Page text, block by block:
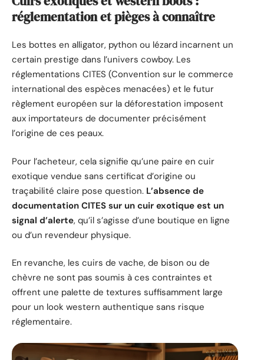
réglementation et pièges à connaître
Les bottes en alligator, python ou lézard incarnent un
certain prestige dans l’univers cowboy. Les
réglementations CITES (Convention sur le commerce
international des espèces menacées) et le futur
règlement européen sur la déforestation imposent
aux importateurs de documenter précisément
l’origine de ces peaux.
Pour l’acheteur, cela signifie qu’une paire en cuir
exotique vendue sans certificat d’origine ou
traçabilité claire pose question. L’absence de
documentation CITES sur un cuir exotique est un
signal d’alerte, qu’il s’agisse d’une boutique en ligne
ou d’un revendeur physique.
En revanche, les cuirs de vache, de bison ou de
chèvre ne sont pas soumis à ces contraintes et
offrent une palette de textures suffisamment large
pour un look western authentique sans risque
réglementaire.